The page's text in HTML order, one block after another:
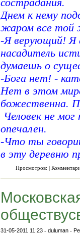
сострадания.
Днем к нему
жаром все той
-Я верующий! Я
насадитель
думаешь о
-Бога нет! -
Нет в этом
божественна.
Человек не
опечален.
-Что ты
в эту деревню
Просмотров: |
31-05-2011 11:23 -duluman -